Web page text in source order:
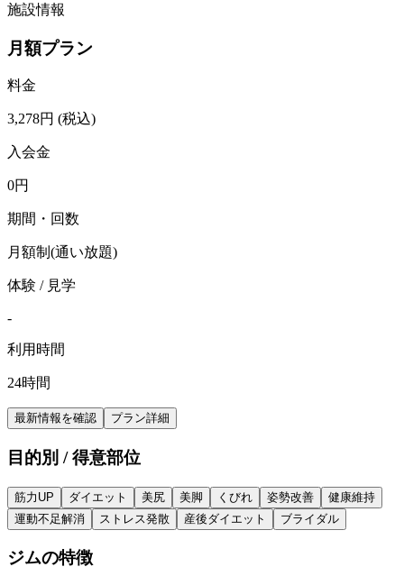
施設情報
月額プラン
料金
3,278円 (税込)
入会金
0円
期間・回数
月額制(通い放題)
体験 / 見学
-
利用時間
24時間
最新情報を確認 プラン詳細
目的別 / 得意部位
筋力UP ダイエット 美尻 美脚 くびれ 姿勢改善
健康維持
運動不足解消
ストレス発散 産後ダイエット ブライダル
ジムの特徴